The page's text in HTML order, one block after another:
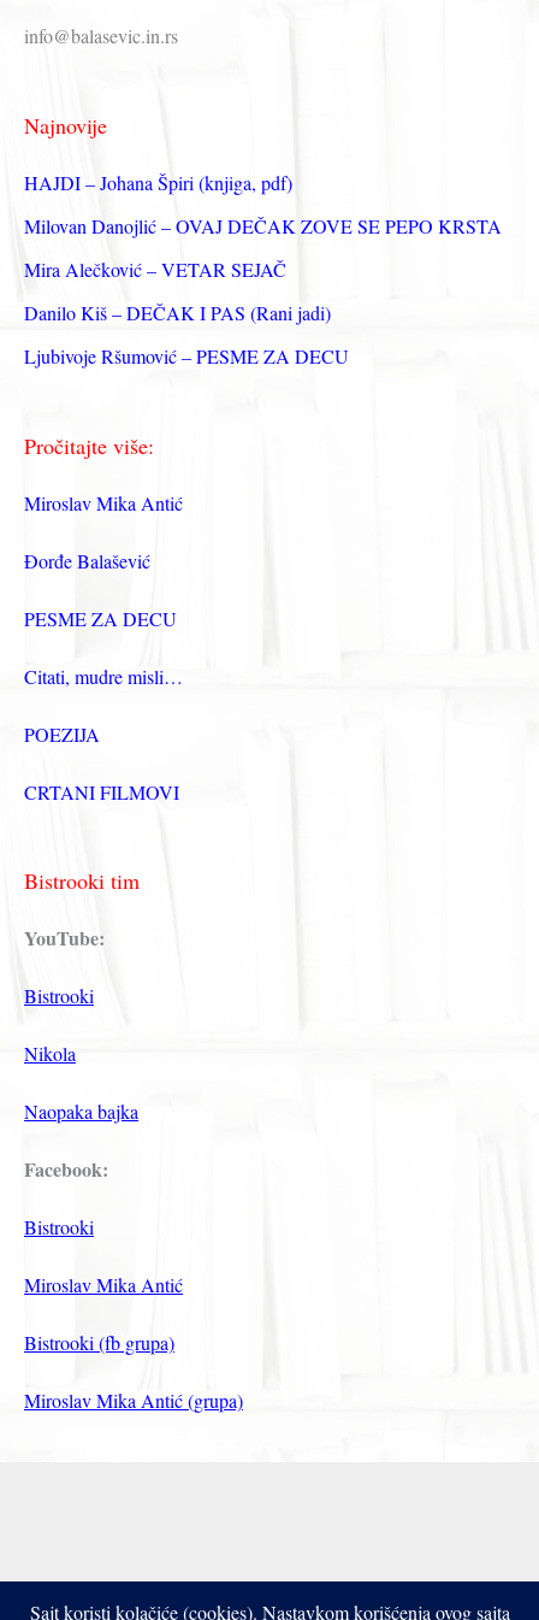
а
з
а
info@balasevic.in.rs
Najnovije
HAJDI – Johana Špiri (knjiga, pdf)
Milovan Danojlić – OVAJ DEČAK ZOVE SE PEPO KRSTA
Mira Alečković – VETAR SEJAČ
Danilo Kiš – DEČAK I PAS (Rani jadi)
Ljubivoje Ršumović – PESME ZA DECU
Pročitajte više:
Miroslav Mika Antić
Đorđe Balašević
PESME ZA DECU
Citati, mudre misli…
POEZIJA
CRTANI FILMOVI
Bistrooki tim
YouTube:
Bistrooki
Nikola
Naopaka bajka
Facebook:
Bistrooki
Miroslav Mika Antić
Bistrooki (fb grupa)
Miroslav Mika Antić (grupa)
Sajt koristi kolačiće (cookies). Nastavkom korišćenja ovog sajta